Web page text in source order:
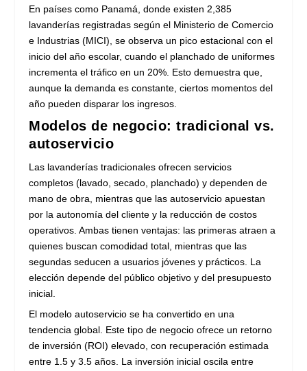
En países como Panamá, donde existen 2,385
lavanderías registradas según el Ministerio de Comercio
e Industrias (MICI), se observa un pico estacional con el
inicio del año escolar, cuando el planchado de uniformes
incrementa el tráfico en un 20%. Esto demuestra que,
aunque la demanda es constante, ciertos momentos del
año pueden disparar los ingresos.
Modelos de negocio: tradicional vs.
autoservicio
Las lavanderías tradicionales ofrecen servicios
completos (lavado, secado, planchado) y dependen de
mano de obra, mientras que las autoservicio apuestan
por la autonomía del cliente y la reducción de costos
operativos. Ambas tienen ventajas: las primeras atraen a
quienes buscan comodidad total, mientras que las
segundas seducen a usuarios jóvenes y prácticos. La
elección depende del público objetivo y del presupuesto
inicial.
El modelo autoservicio se ha convertido en una
tendencia global. Este tipo de negocio ofrece un retorno
de inversión (ROI) elevado, con recuperación estimada
entre 1.5 y 3.5 años. La inversión inicial oscila entre